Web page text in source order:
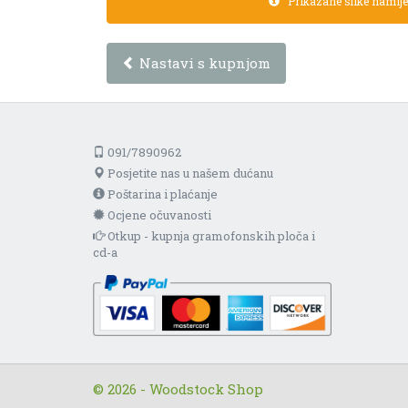
Nastavi s kupnjom
091/7890962
Posjetite nas u našem dućanu
Poštarina i plaćanje
Ocjene očuvanosti
Otkup - kupnja gramofonskih ploča i
cd-a
© 2026 - Woodstock Shop